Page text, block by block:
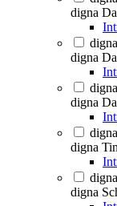
digna
digna
digna
digna
digna